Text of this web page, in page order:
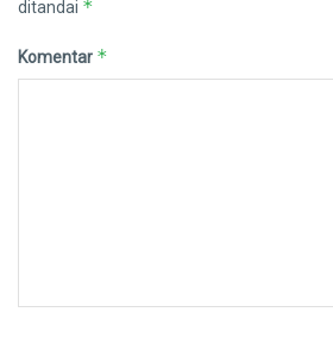
ditandai *
Komentar *